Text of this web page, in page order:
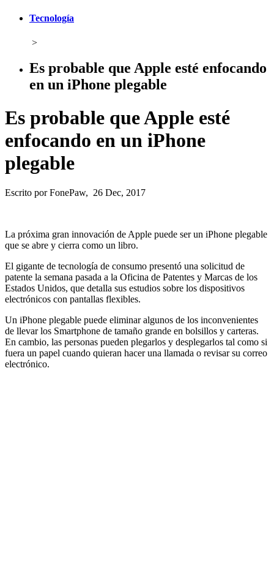
Tecnología
>
Es probable que Apple esté enfocando
en un iPhone plegable
Es probable que Apple esté
enfocando en un iPhone
plegable
Escrito por FonePaw, 26 Dec, 2017
La próxima gran innovación de Apple puede ser un iPhone plegable
que se abre y cierra como un libro.
El gigante de tecnología de consumo presentó una solicitud de
patente la semana pasada a la Oficina de Patentes y Marcas de los
Estados Unidos, que detalla sus estudios sobre los dispositivos
electrónicos con pantallas flexibles.
Un iPhone plegable puede eliminar algunos de los inconvenientes
de llevar los Smartphone de tamaño grande en bolsillos y carteras.
En cambio, las personas pueden plegarlos y desplegarlos tal como si
fuera un papel cuando quieran hacer una llamada o revisar su correo
electrónico.